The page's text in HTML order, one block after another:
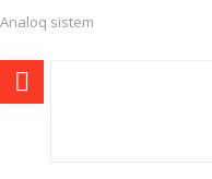
Analoq sistem